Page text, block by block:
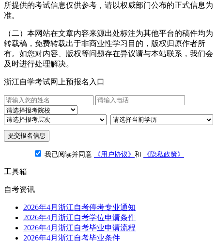
所提供的考试信息仅供参考，请以权威部门公布的正式信息为
准。
（二）本网站在文章内容来源出处标注为其他平台的稿件均为
转载稿，免费转载出于非商业性学习目的，版权归原作者所
有。如您对内容、版权等问题存在异议请与本站联系，我们会
及时进行处理解决。
浙江自学考试网上预报名入口
提交报名信息
我已阅读并同意 《用户协议》 和 《隐私政策》
工具箱
自考资讯
2026年4月浙江自考停考专业通知
2026年4月浙江自考学位申请条件
2026年4月浙江自考毕业申请流程
2026年4月浙江自考毕业条件